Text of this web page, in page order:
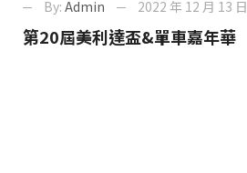
By: Admin 2022 年 12 月 13 日
第20屆美利達盃&單車嘉年華